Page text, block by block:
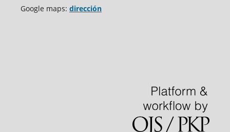
Google maps: dirección